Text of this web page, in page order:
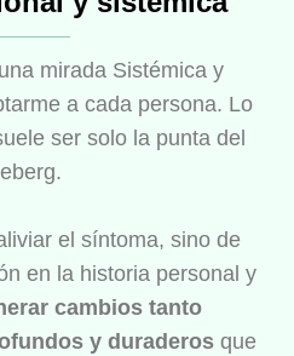
mirada Sistémica y
a cada persona. Lo
ser solo la punta del
el síntoma, sino de
en la historia personal y
cambios tanto
y duraderosque